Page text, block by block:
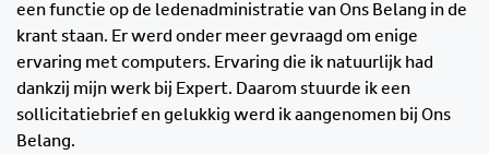
een functie op de ledenadministratie van Ons Belang in de
krant staan. Er werd onder meer gevraagd om enige
ervaring met computers. Ervaring die ik natuurlijk had
dankzij mijn werk bij Expert. Daarom stuurde ik een
sollicitatiebrief en gelukkig werd ik aangenomen bij Ons
Belang.